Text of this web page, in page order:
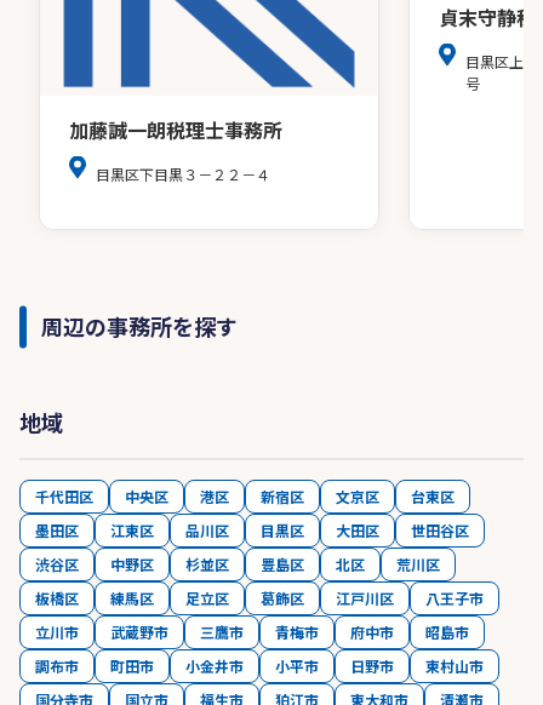
加藤誠一朗税理士事務所
目黒区下目黒３－２２－４
貞末守静
目黒区上
号
周辺の事務所を探す
地域
千代田区 中央区 港区 新宿区 文京区
台東区
墨田区
江東区 品川区 目黒区 大田区
世田谷区
渋谷区
中野区 杉並区 豊島区 北区
荒川区
板橋区
練馬区 足立区 葛飾区 江戸川区
八王子市
立川市
武蔵野市 三鷹市 青梅市 府中市
昭島市
調布市
町田市 小金井市 小平市 日野市
東村山市
国分寺市
国立市 福生市 狛江市 東大和市
清瀬市